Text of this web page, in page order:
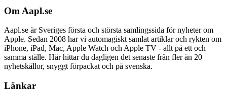
Om Aapl.se
Aapl.se är Sveriges första och största samlingssida för nyheter om
Apple. Sedan 2008 har vi automagiskt samlat artiklar och rykten om
iPhone, iPad, Mac, Apple Watch och Apple TV - allt på ett och
samma ställe. Här hittar du dagligen det senaste från fler än 20
nyhetskällor, snyggt förpackat och på svenska.
Länkar